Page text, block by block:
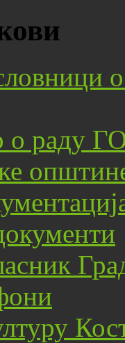
раду